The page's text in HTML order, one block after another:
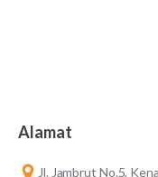
Alamat
Jl. Jambrut No.5,